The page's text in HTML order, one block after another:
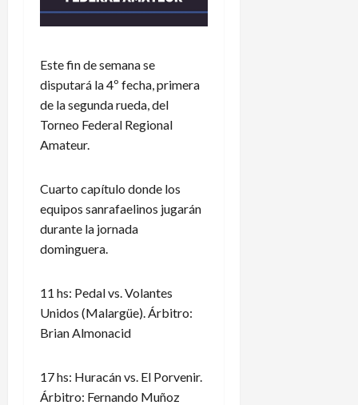
Este fin de semana se
disputará la 4º fecha, primera
de la segunda rueda, del
Torneo Federal Regional
Amateur.
Cuarto capítulo donde los
equipos sanrafaelinos jugarán
durante la jornada
dominguera.
11 hs: Pedal vs. Volantes
Unidos (Malargüe). Árbitro:
Brian Almonacid
17 hs: Huracán vs. El Porvenir.
Árbitro: Fernando Muñoz